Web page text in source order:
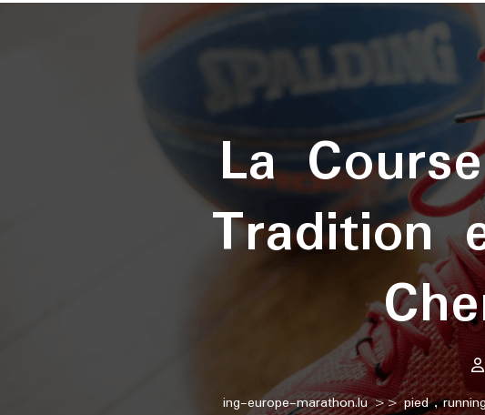
La
Tradition
ing-europe-marathon.lu>>pied,running